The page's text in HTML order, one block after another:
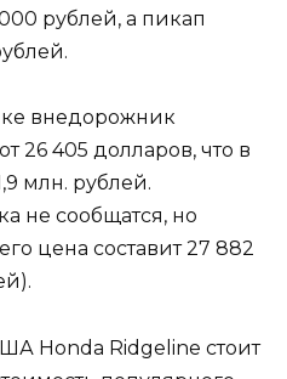
000 рублей, а пикап
внедорожник
26 405 долларов, что в
млн. рублей.
не сообщатся, но
цена составит 27 882
Honda Ridgeline стоит